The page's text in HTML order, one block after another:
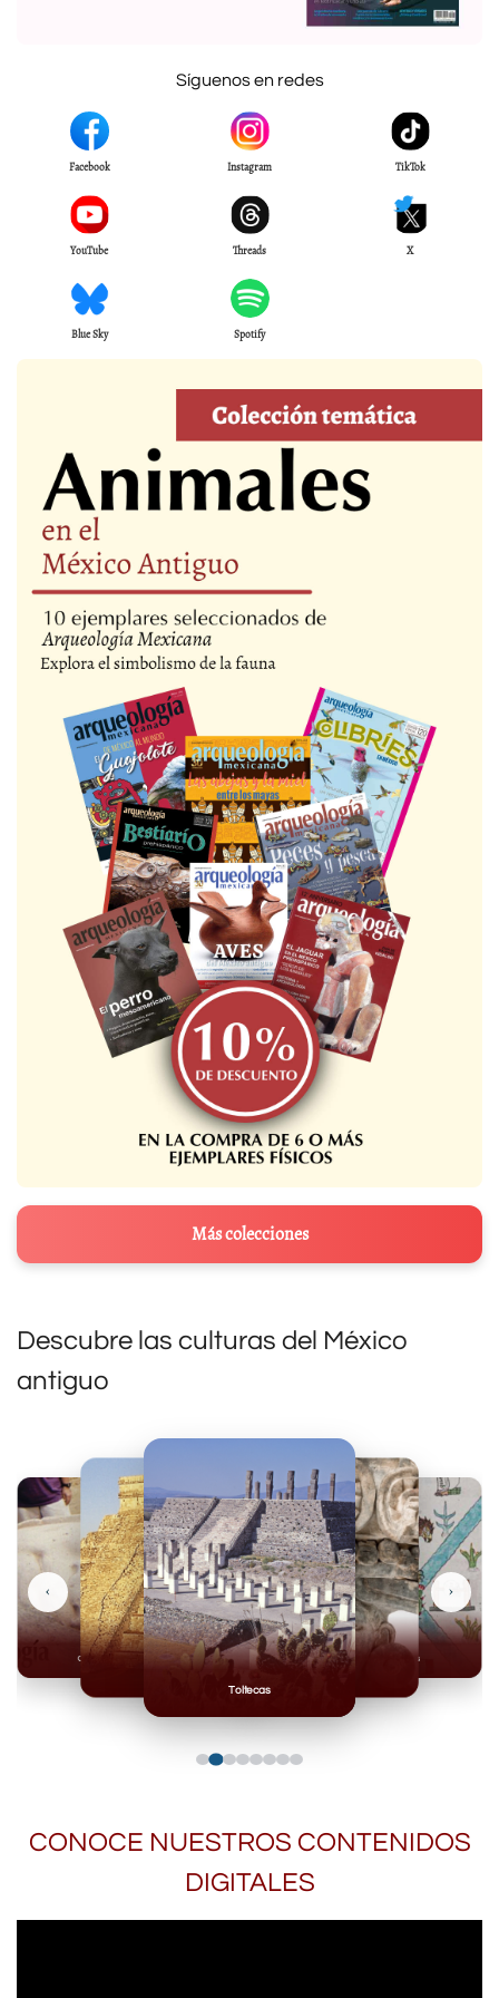
Síguenos en redes
Facebook Instagram TikTok
YouTube Threads X
Blue Sky Spotify
Más colecciones
Descubre las culturas del México
antiguo
Toltecas
Mexicas
Olmecas
‹ ›
CONOCE NUESTROS CONTENIDOS
DIGITALES